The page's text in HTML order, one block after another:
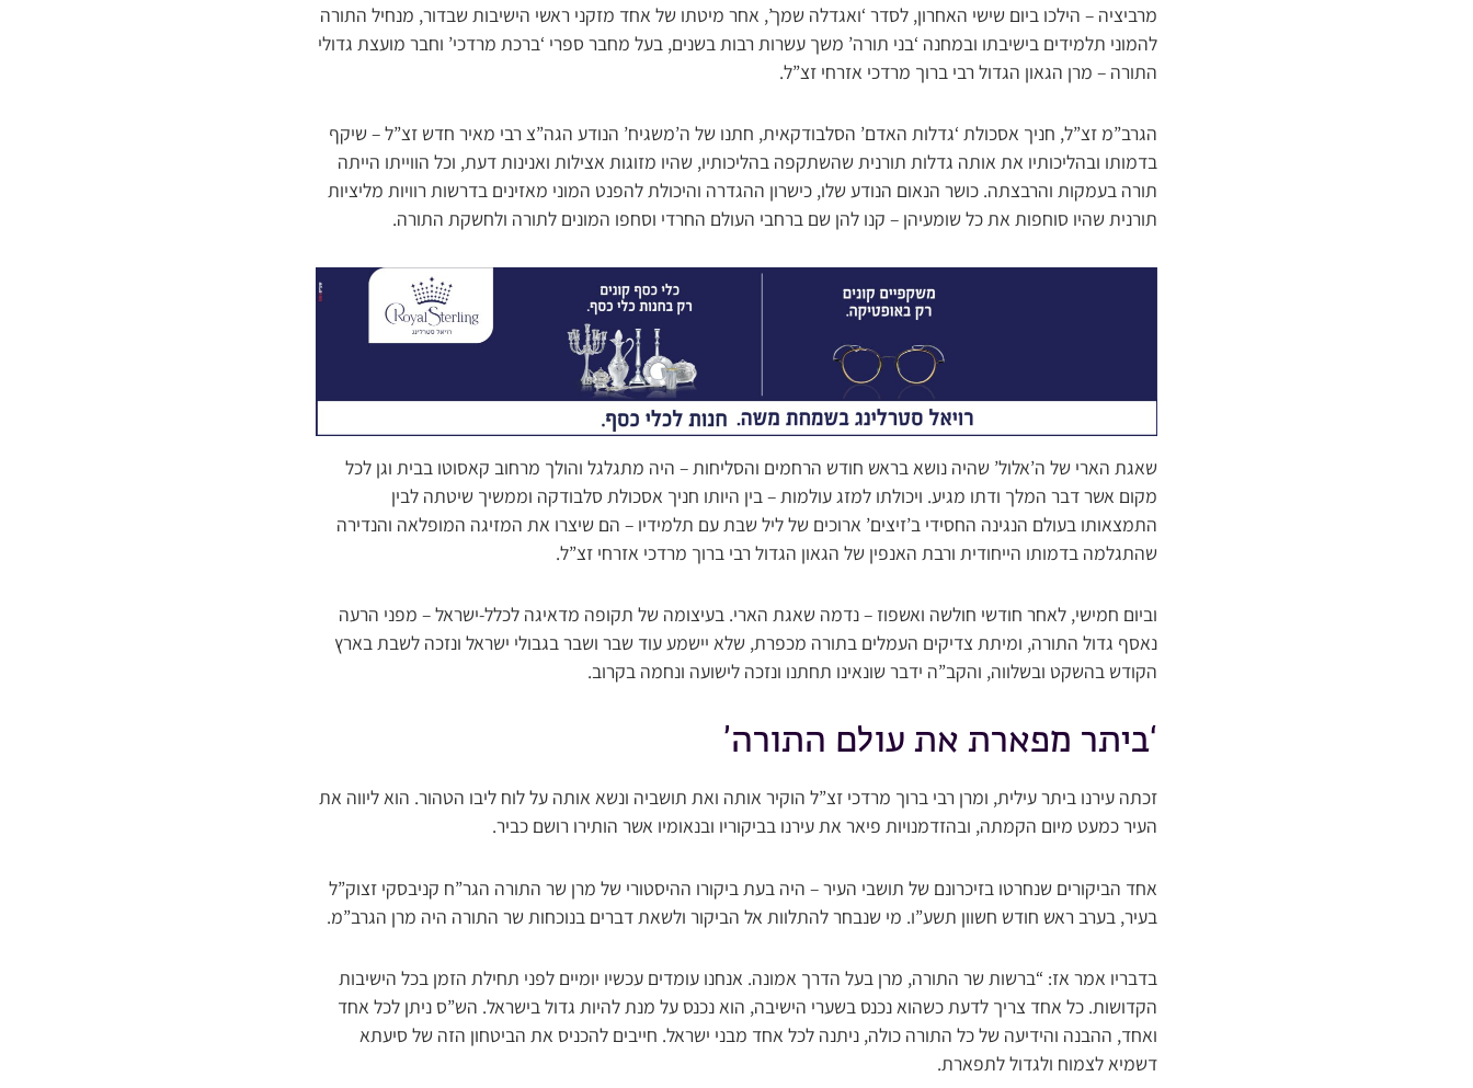
מרביציה – הילכו ביום שישי האחרון, לסדר ‘ואגדלה שמך’, אחר מיטתו של אחד מזקני ראשי הישיבות שבדור, מנחיל התורה
להמוני תלמידים בישיבתו ובמחנה ‘בני תורה’ משך עשרות רבות בשנים, בעל מחבר ספרי ‘ברכת מרדכי’ וחבר מועצת גדולי
התורה – מרן הגאון הגדול רבי ברוך מרדכי אזרחי זצ”ל.
הגרב”מ זצ”ל, חניך אסכולת ‘גדלות האדם’ הסלבודקאית, חתנו של ה’משגיח’ הנודע הגה”צ רבי מאיר חדש זצ”ל – שיקף
בדמותו ובהליכותיו את אותה גדלות תורנית שהשתקפה בהליכותיו, שהיו מזוגות אצילות ואנינות דעת, וכל הווייתו הייתה
תורה בעמקות והרבצתה. כושר הנאום הנודע שלו, כישרון ההגדרה והיכולת להפנט המוני מאזינים בדרשות רוויות מליציות
תורנית שהיו סוחפות את כל שומעיהן – קנו להן שם ברחבי העולם החרדי וסחפו המונים לתורה ולחשקת התורה.
שאגת הארי של ה’אלול’ שהיה נושא בראש חודש הרחמים והסליחות – היה מתגלגל והולך מרחוב קאסוטו בבית וגן לכל
מקום אשר דבר המלך ודתו מגיע. ויכולתו למזג עולמות – בין היותו חניך אסכולת סלבודקה וממשיך שיטתה לבין
התמצאותו בעולם הנגינה החסידי ב’זיצים’ ארוכים של ליל שבת עם תלמידיו – הם שיצרו את המזיגה המופלאה והנדירה
שהתגלמה בדמותו הייחודית ורבת האנפין של הגאון הגדול רבי ברוך מרדכי אזרחי זצ”ל.
וביום חמישי, לאחר חודשי חולשה ואשפוז – נדמה שאגת הארי. בעיצומה של תקופה מדאיגה לכלל-ישראל – מפני הרעה
נאסף גדול התורה, ומיתת צדיקים העמלים בתורה מכפרת, שלא יישמע עוד שבר ושבר בגבולי ישראל ונזכה לשבת בארץ
הקודש בהשקט ובשלווה, והקב”ה ידבר שונאינו תחתנו ונזכה לישועה ונחמה בקרוב.
‘ביתר מפארת את עולם התורה’
זכתה עירנו ביתר עילית, ומרן רבי ברוך מרדכי זצ”ל הוקיר אותה ואת תושביה ונשא אותה על לוח ליבו הטהור. הוא ליווה את
העיר כמעט מיום הקמתה, ובהזדמנויות פיאר את עירנו בביקוריו ובנאומיו אשר הותירו רושם כביר.
אחד הביקורים שנחרטו בזיכרונם של תושבי העיר – היה בעת ביקורו ההיסטורי של מרן שר התורה הגר”ח קניבסקי זצוק”ל
בעיר, בערב ראש חודש חשוון תשע”ו. מי שנבחר להתלוות אל הביקור ולשאת דברים בנוכחות שר התורה היה מרן הגרב”מ.
בדבריו אמר אז: “ברשות שר התורה, מרן בעל הדרך אמונה. אנחנו עומדים עכשיו יומיים לפני תחילת הזמן בכל הישיבות
הקדושות. כל אחד צריך לדעת כשהוא נכנס בשערי הישיבה, הוא נכנס על מנת להיות גדול בישראל. הש”ס ניתן לכל אחד
ואחד, ההבנה והידיעה של כל התורה כולה, ניתנה לכל אחד מבני ישראל. חייבים להכניס את הביטחון הזה של סיעתא
דשמיא לצמוח ולגדול לתפארת.